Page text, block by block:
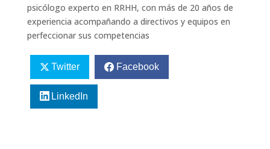
psicólogo experto en RRHH, con más de 20 años de
experiencia acompañando a directivos y equipos en
perfeccionar sus competencias
Twitter Facebook
LinkedIn